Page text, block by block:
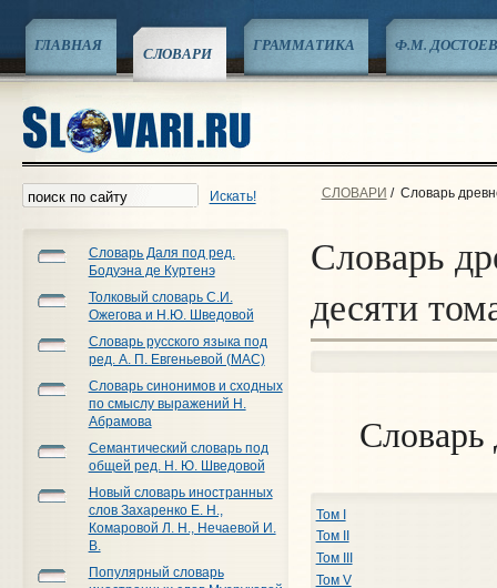
ГЛАВНАЯ СЛОВАРИ ГРАММАТИКА Ф.М.
Искать!
Словарь Даля под ред.
Бодуэна де Куртенэ
Толковый словарь С.И.
Ожегова и Н.Ю. Шведовой
Словарь русского языка под
ред. А. П. Евгеньевой (МАС)
Словарь синонимов и сходных
по смыслу выражений Н.
Абрамова
Семантический словарь под
общей ред. Н. Ю. Шведовой
Новый словарь иностранных
слов Захаренко Е. Н.,
Комаровой Л. Н., Нечаевой И.
В.
Популярный словарь
СЛОВАРИ / Словарь
Словарь
десяти
Том I
Том II
Том III
Том V